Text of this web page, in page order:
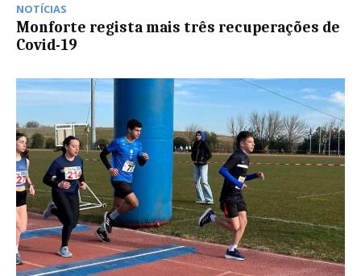
NOTÍCIAS
Monforte regista mais três recuperações de
Covid-19